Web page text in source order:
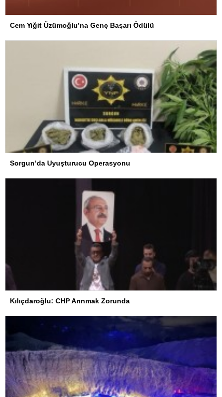
Cem Yiğit Üzümoğlu’na Genç Başarı Ödülü
Sorgun’da Uyuşturucu Operasyonu
Kılıçdaroğlu: CHP Arınmak Zorunda